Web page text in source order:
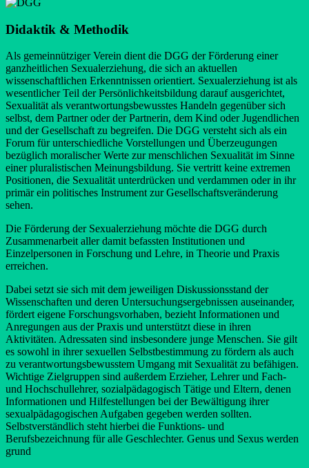
Didaktik & Methodik
Als gemeinnütziger Verein dient die DGG der Förderung einer
ganzheitlichen Sexualerziehung, die sich an aktuellen
wissenschaftlichen Erkenntnissen orientiert. Sexualerziehung ist als
wesentlicher Teil der Persönlichkeitsbildung darauf ausgerichtet,
Sexualität als verantwortungsbewusstes Handeln gegenüber sich
selbst, dem Partner oder der Partnerin, dem Kind oder Jugendlichen
und der Gesellschaft zu begreifen. Die DGG versteht sich als ein
Forum für unterschiedliche Vorstellungen und Überzeugungen
bezüglich moralischer Werte zur menschlichen Sexualität im Sinne
einer pluralistischen Meinungsbildung. Sie vertritt keine extremen
Positionen, die Sexualität unterdrücken und verdammen oder in ihr
primär ein politisches Instrument zur Gesellschaftsveränderung
sehen.
Die Förderung der Sexualerziehung möchte die DGG durch
Zusammenarbeit aller damit befassten Institutionen und
Einzelpersonen in Forschung und Lehre, in Theorie und Praxis
erreichen.
Dabei setzt sie sich mit dem jeweiligen Diskussionsstand der
Wissenschaften und deren Untersuchungsergebnissen auseinander,
fördert eigene Forschungsvorhaben, bezieht Informationen und
Anregungen aus der Praxis und unterstützt diese in ihren
Aktivitäten. Adressaten sind insbesondere junge Menschen. Sie gilt
es sowohl in ihrer sexuellen Selbstbestimmung zu fördern als auch
zu verantwortungsbewusstem Umgang mit Sexualität zu befähigen.
Wichtige Zielgruppen sind außerdem Erzieher, Lehrer und Fach-
und Hochschullehrer, sozialpädagogisch Tätige und Eltern, denen
Informationen und Hilfestellungen bei der Bewältigung ihrer
sexualpädagogischen Aufgaben gegeben werden sollten.
Selbstverständlich steht hierbei die Funktions- und
Berufsbezeichnung für alle Geschlechter. Genus und Sexus werden
grund